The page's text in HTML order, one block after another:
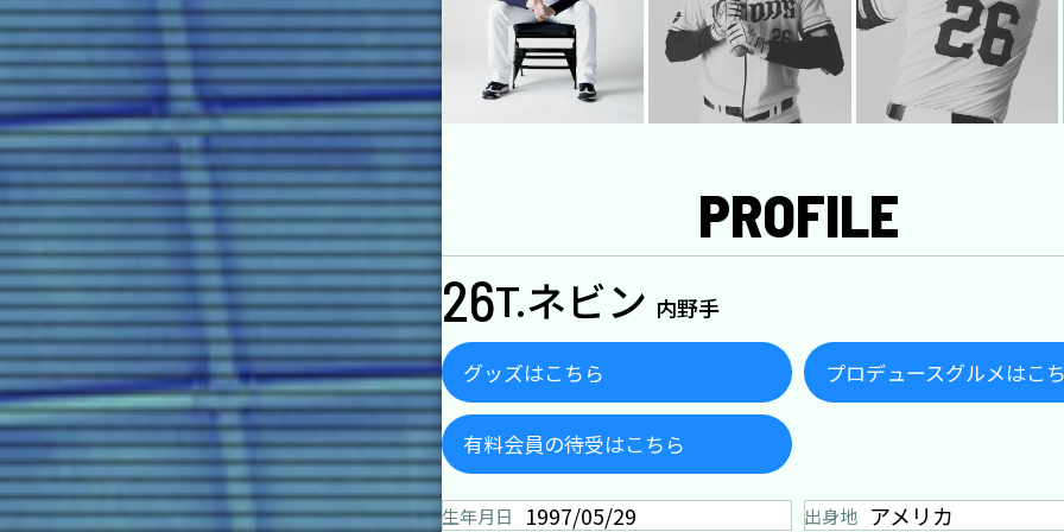
PROFILE
26T.ネビン 内野手
グッズはこちら プロデュースグルメはこ
有料会員の待受はこちら
生年月日 1997/05/29 出身地 アメリカ